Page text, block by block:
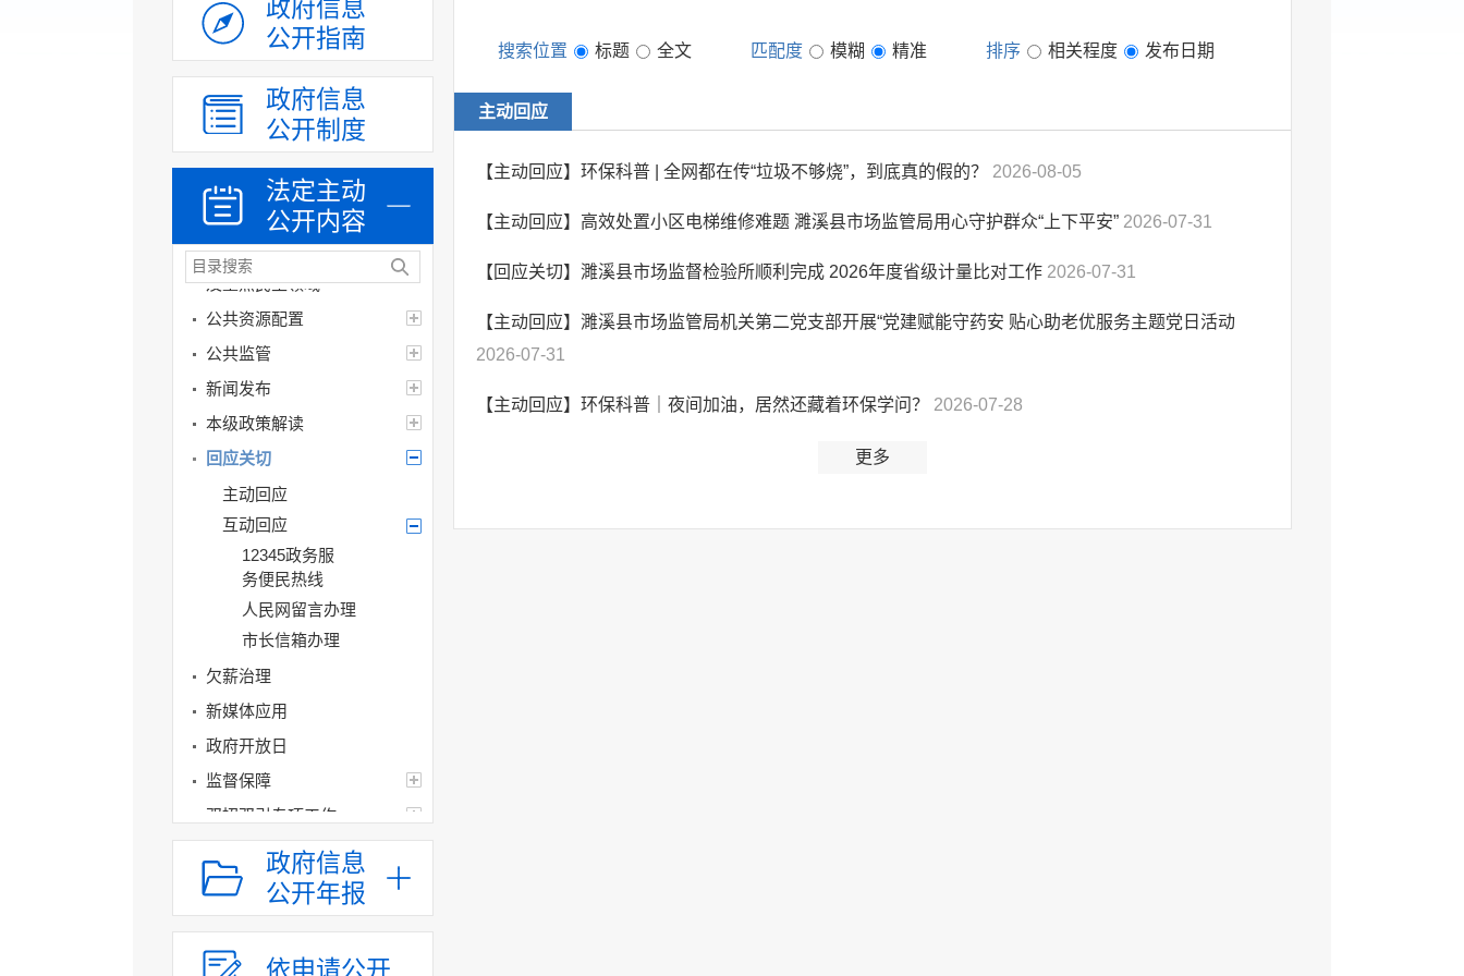
政府信息
公开指南
政府信息
公开制度
法定主动
公开内容
新闻出版版权
广播电视
旅游
交通运输
自然资源
重大建设项目批准
和实施
社会公益事业建设
及重点民生领域
公共资源配置
公共监管
新闻发布
本级政策解读
回应关切
主动回应
互动回应
12345政务服
务便民热线
人民网留言办理
市长信箱办理
欠薪治理
新媒体应用
政府开放日
监督保障
双招双引专项工作
乡村振兴
重点专项工作
基层政务公开标准
政府信息
公开年报
依申请公开
搜索位置 标题 全文 匹配度 模糊 精准 排序 相关程度 发布日期
主动回应
【主动回应】环保科普 | 全网都在传“垃圾不够烧”，到底真的假的？ 2026-08-05
【主动回应】高效处置小区电梯维修难题 濉溪县市场监管局用心守护群众“上下平安” 2026-07-31
【回应关切】濉溪县市场监督检验所顺利完成 2026年度省级计量比对工作 2026-07-31
【主动回应】濉溪县市场监管局机关第二党支部开展“党建赋能守药安 贴心助老优服务主题党日活动
2026-07-31
【主动回应】环保科普｜夜间加油，居然还藏着环保学问？ 2026-07-28
更多